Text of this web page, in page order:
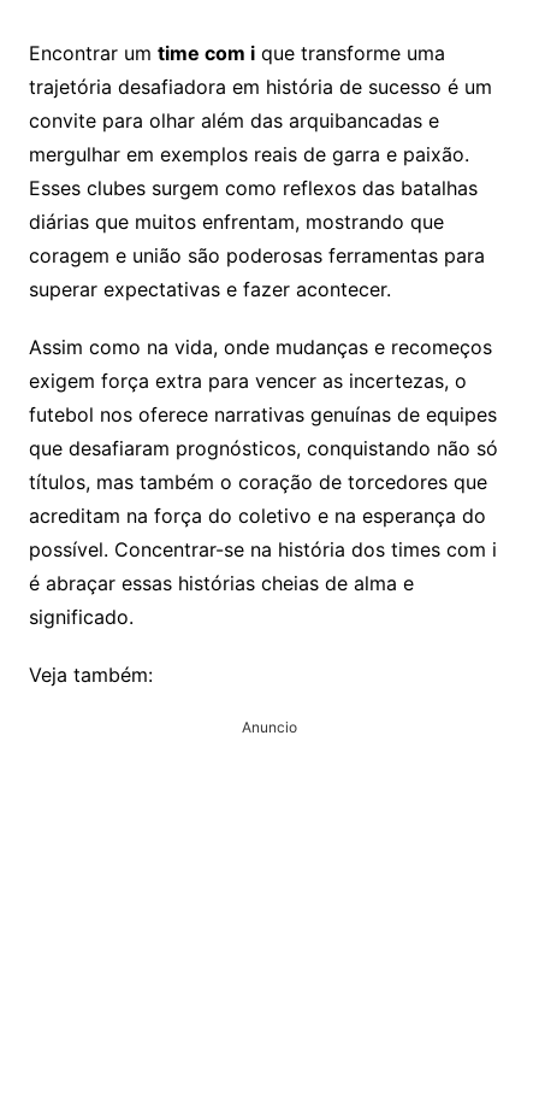
Encontrar um time com ique transforme uma
trajetória desafiadora em história de sucesso é um
convite para olhar além das arquibancadas e
mergulhar em exemplos reais de garra e paixão.
Esses clubes surgem como reflexos das batalhas
diárias que muitos enfrentam, mostrando que
coragem e união são poderosas ferramentas para
superar expectativas e fazer acontecer.
Assim como na vida, onde mudanças e recomeços
exigem força extra para vencer as incertezas, o
futebol nos oferece narrativas genuínas de equipes
que desafiaram prognósticos, conquistando não só
títulos, mas também o coração de torcedores que
acreditam na força do coletivo e na esperança do
possível. Concentrar-se na história dos times com i
é abraçar essas histórias cheias de alma e
significado.
Veja também:
Anuncio